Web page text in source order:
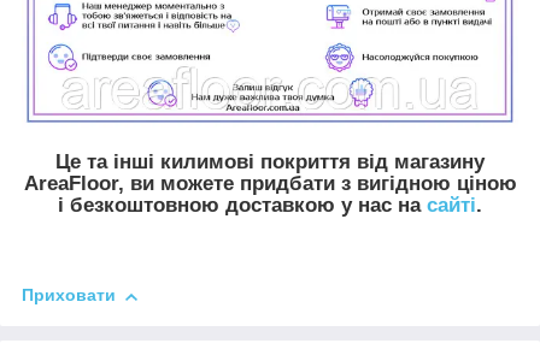
Це та інші килимові покриття від магазину
AreaFloor, ви можете придбати з вигідною ціною
і безкоштовною доставкою у нас на сайті.
Приховати